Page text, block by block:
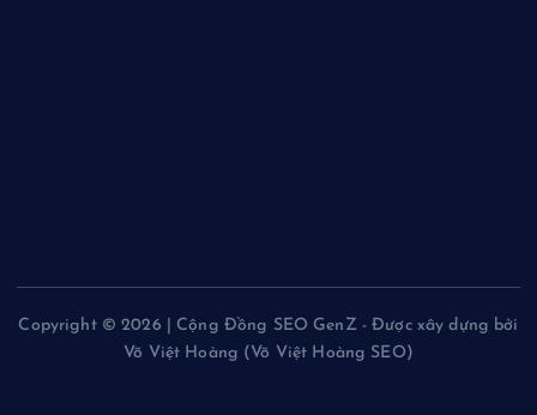
Copyright © 2026 | Cộng Đồng SEO GenZ - Được xây dựng bởi
Võ Việt Hoàng (Võ Việt Hoàng SEO)